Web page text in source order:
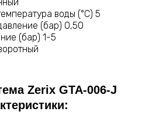
воды (°C) 5
(бар) 0,50
(бар) 1-5
Zerix GTA-006-J